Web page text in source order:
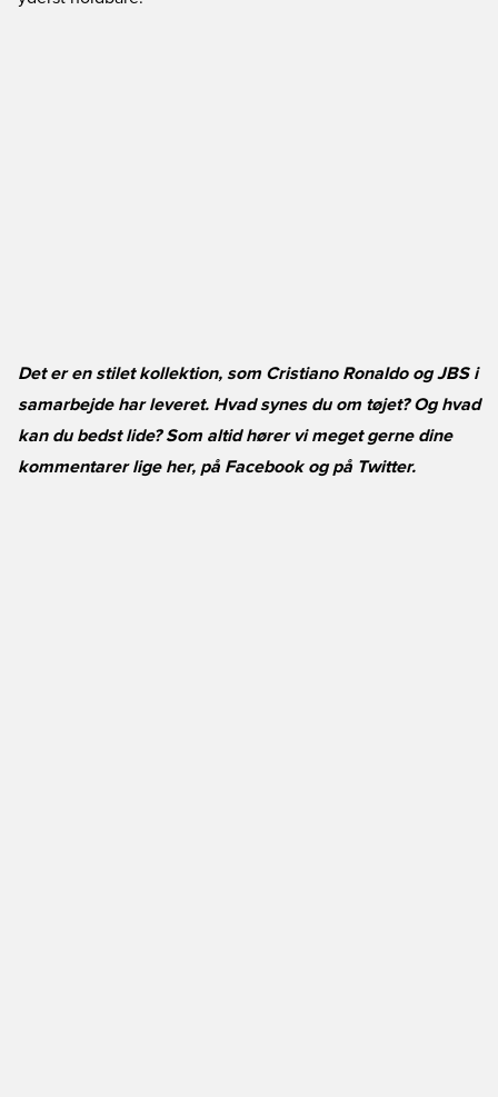
Det er en stilet kollektion, som Cristiano Ronaldo og JBS i
samarbejde har leveret. Hvad synes du om tøjet? Og hvad
kan du bedst lide? Som altid hører vi meget gerne dine
kommentarer lige her, på Facebookog på Twitter.